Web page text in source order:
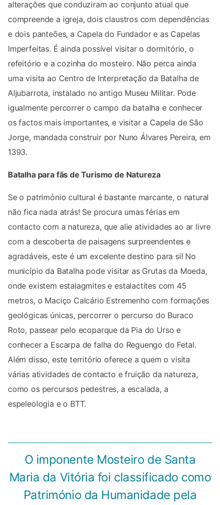
alterações que conduziram ao conjunto atual que
compreende a igreja, dois claustros com dependências
e dois panteões, a Capela do Fundador e as Capelas
Imperfeitas. É ainda possível visitar o dormitório, o
refeitório e a cozinha do mosteiro. Não perca ainda
uma visita ao Centro de Interpretação da Batalha de
Aljubarrota, instalado no antigo Museu Militar. Pode
igualmente percorrer o campo da batalha e conhecer
os factos mais importantes, e visitar a Capela de São
Jorge, mandada construir por Nuno Álvares Pereira, em
1393.
Batalha para fãs de Turismo de Natureza
Se o património cultural é bastante marcante, o natural
não fica nada atrás! Se procura umas férias em
contacto com a natureza, que alie atividades ao ar livre
com a descoberta de paisagens surpreendentes e
agradáveis, este é um excelente destino para si! No
município da Batalha pode visitar as Grutas da Moeda,
onde existem estalagmites e estalactites com 45
metros, o Maciço Calcário Estremenho com formações
geológicas únicas, percorrer o percurso do Buraco
Roto, passear pelo ecoparque da Pia do Urso e
conhecer a Escarpa de falha do Reguengo do Fetal.
Além disso, este território oferece a quem o visita
várias atividades de contacto e fruição da natureza,
como os percursos pedestres, a escalada, a
espeleologia e o BTT.
O imponente Mosteiro de Santa
Maria da Vitória foi classificado como
Património da Humanidade pela